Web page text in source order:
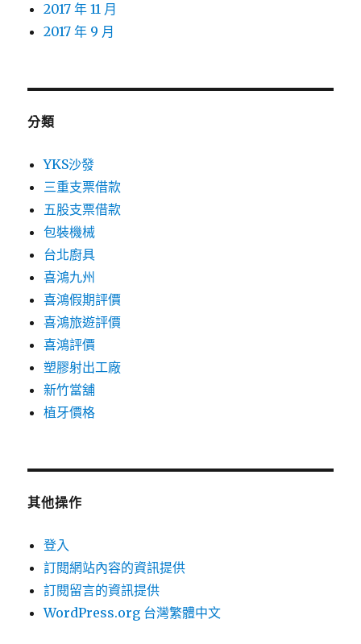
2017 年 11 月
2017 年 9 月
分類
YKS沙發
三重支票借款
五股支票借款
包裝機械
台北廚具
喜鴻九州
喜鴻假期評價
喜鴻旅遊評價
喜鴻評價
塑膠射出工廠
新竹當舖
植牙價格
其他操作
登入
訂閱網站內容的資訊提供
訂閱留言的資訊提供
WordPress.org 台灣繁體中文